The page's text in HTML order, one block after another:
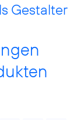
Gestalter